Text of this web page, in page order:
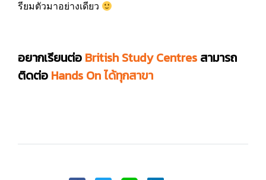
รียมตัวมาอย่างเดียว
อยากเรียนต่อ British Study Centres สามารถ
ติดต่อ Hands On ได้ทุกสาขา